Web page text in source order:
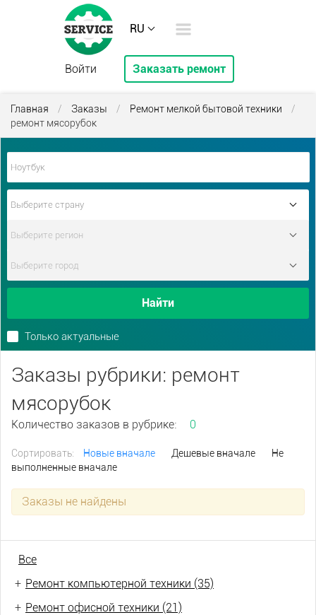
RU
Войти Заказать ремонт
Главная / Заказы / Ремонт мелкой бытовой техники
/
ремонт мясорубок
Найти
Только актуальные
Заказы рубрики: ремонт
мясорубок
Количество заказов в рубрике: 0
Сортировать: Новые вначале Дешевые вначале
Не
выполненные вначале
Заказы не найдены
Все
+ Ремонт компьютерной техники (35)
+ Ремонт офисной техники (21)